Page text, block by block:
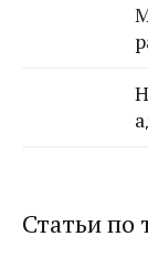
Статьи по